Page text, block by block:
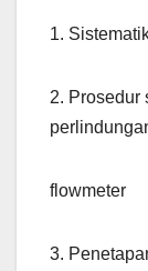
1.
2. Prosedur
flowmeter
3.